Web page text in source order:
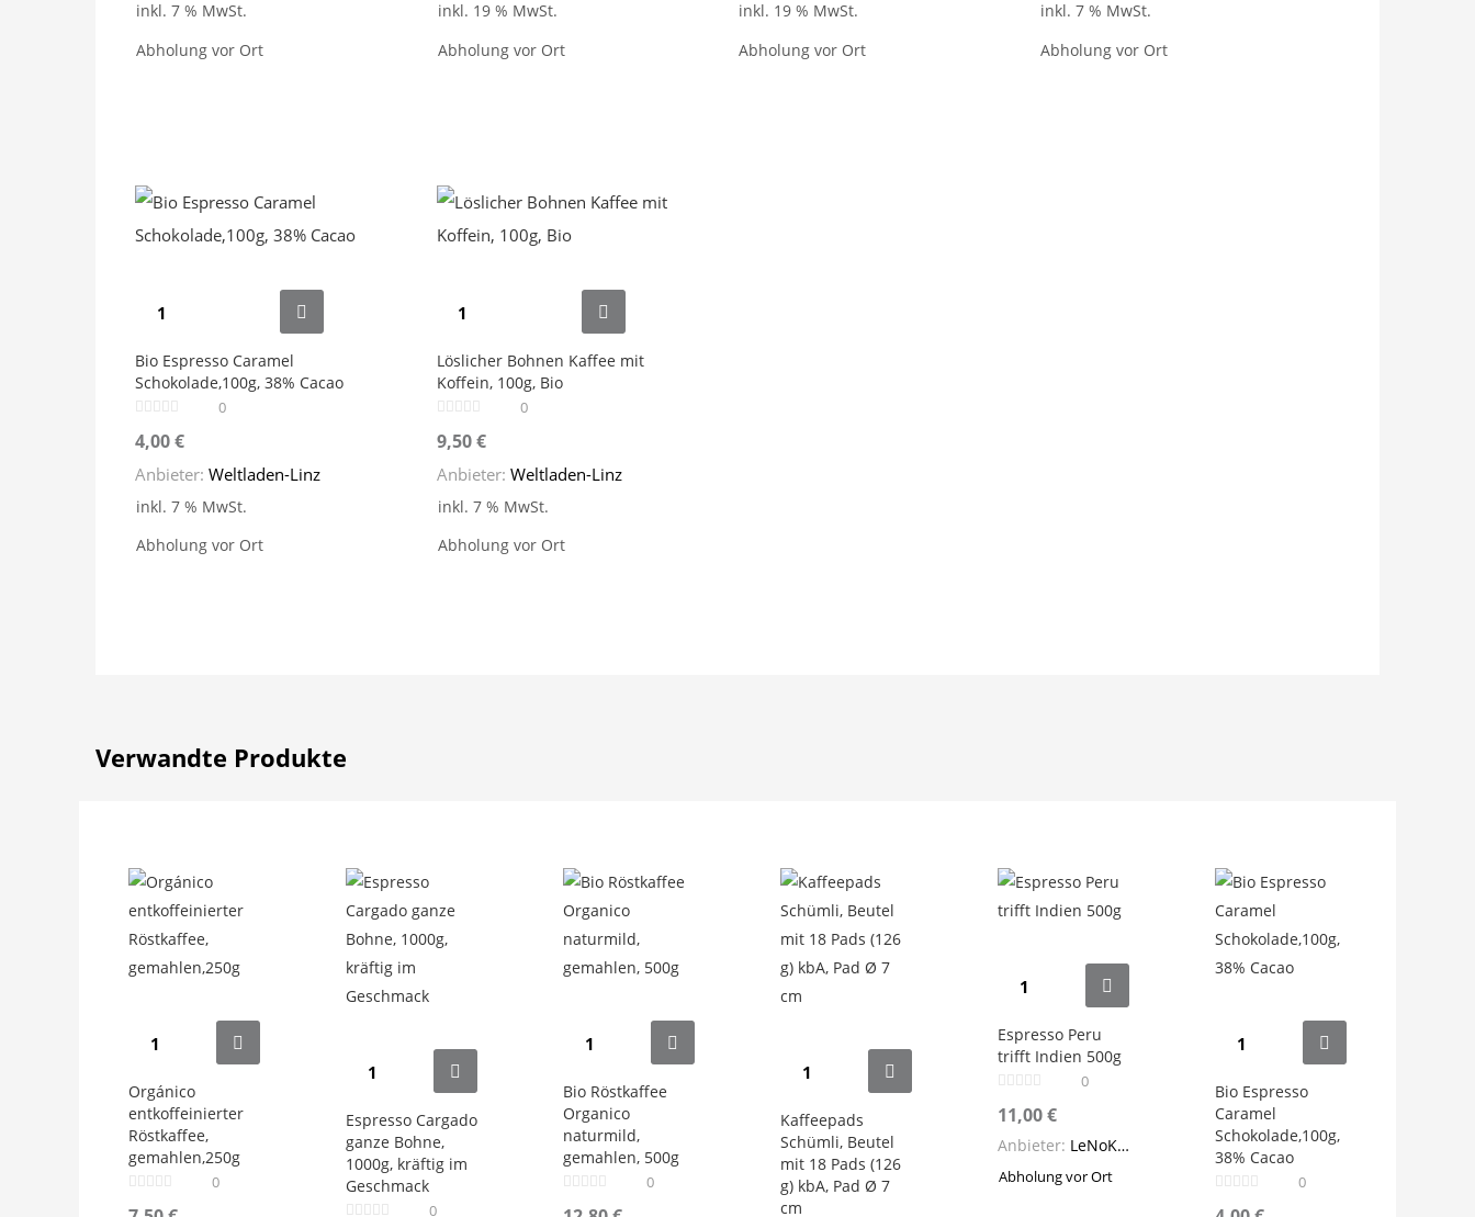
inkl. 7 % MwSt.
Abholung vor Ort
inkl. 19 % MwSt.
Abholung vor Ort
inkl. 19 % MwSt.
Abholung vor Ort
inkl. 7 % MwSt.
Abholung vor Ort
Bio Espresso Caramel
Schokolade,100g, 38% Cacao
0
4,00€
Anbieter: Weltladen-Linz
inkl. 7 % MwSt.
Abholung vor Ort
Löslicher Bohnen Kaffee mit
Koffein, 100g, Bio
0
9,50€
Anbieter: Weltladen-Linz
inkl. 7 % MwSt.
Abholung vor Ort
Verwandte Produkte
Orgánico
entkoffeinierter
Röstkaffee,
gemahlen,250g
0
Espresso Cargado
ganze Bohne,
1000g, kräftig im
Geschmack
0
Bio Röstkaffee
Organico
naturmild,
gemahlen, 500g
0
Kaffeepads
Schümli, Beutel
mit 18 Pads (126
g) kbA, Pad Ø 7
cm
Espresso Peru
trifft Indien 500g
0
11,00€
Anbieter: LeNoKo Kaffeerösterei
Abholung vor Ort
Bio Espresso
Caramel
Schokolade,100g,
38% Cacao
0